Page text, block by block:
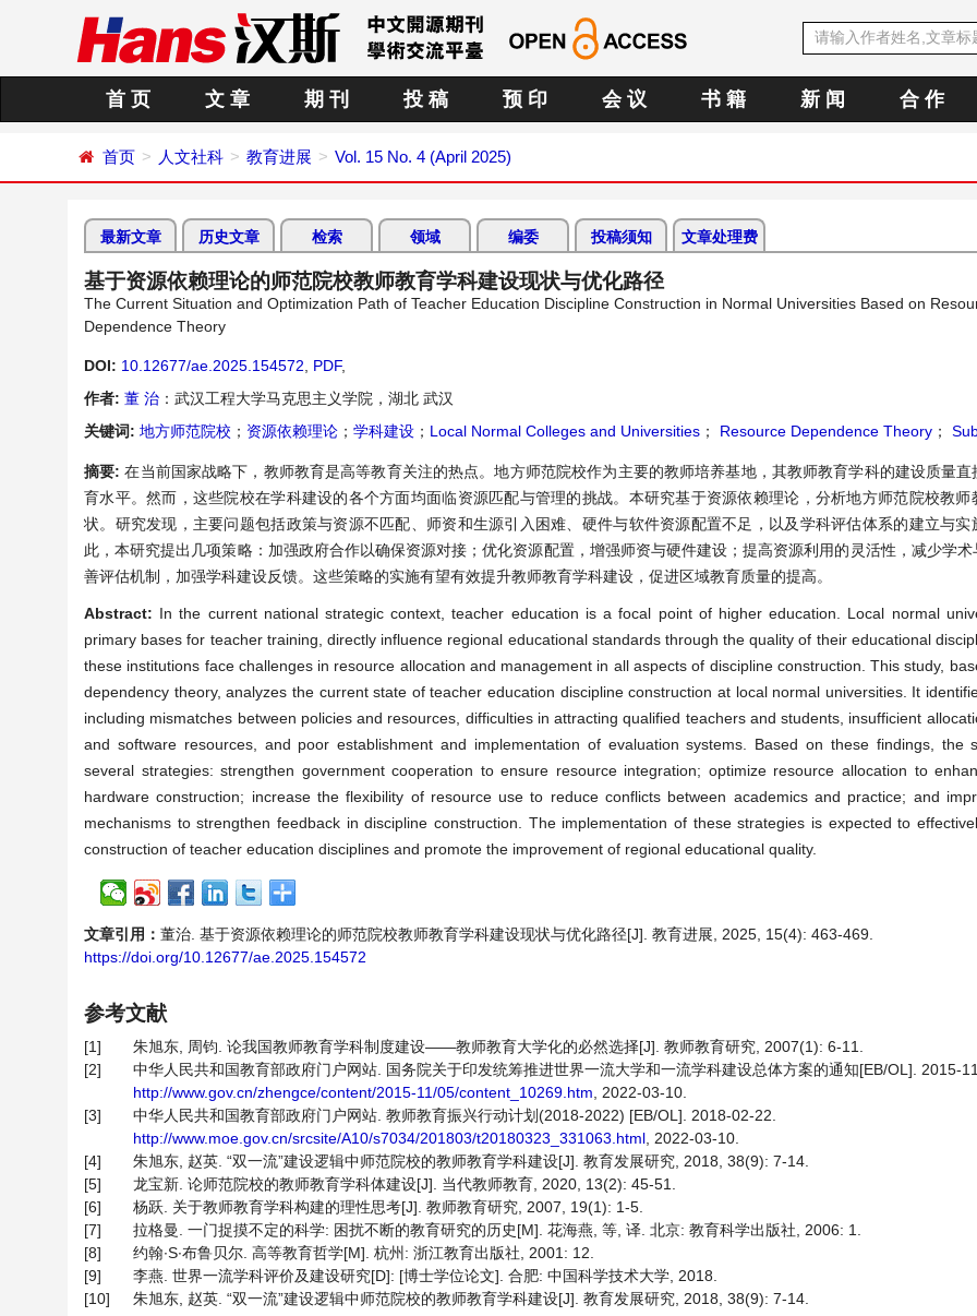
首 页 文 章 期 刊 投 稿 预 印 会 议 书 籍 新 闻 合 作
首页 人文社科 教育进展 Vol. 15 No. 4 (April 2025)
最新文章 历史文章 检索 领域 编委 投稿须知 文章处理费
基于资源依赖理论的师范院校教师教育学科建设现状与优化路径
The Current Situation and Optimization Path of Teacher Education Discipline Construction in Normal Universities Based on
Dependence Theory
DOI: 10.12677/ae.2025.154572 PDF,
作者: 董 治 ：武汉工程大学马克思主义学院，湖北 武汉
关键词: 地方师范院校 ； 资源依赖理论 ； 学科建设 ； Local Normal Colleges and Universities ； Resource Dependence Theory ；
摘要:在当前国家战略下，教师教育是高等教育关注的热点。地方师范院校作为主要的教师培养基地，其教师教育学科的建设质量
育水平。然而，这些院校在学科建设的各个方面均面临资源匹配与管理的挑战。本研究基于资源依赖理论，分析地方师范院校教师
状。研究发现，主要问题包括政策与资源不匹配、师资和生源引入困难、硬件与软件资源配置不足，以及学科评估体系的建立与实
此，本研究提出几项策略：加强政府合作以确保资源对接；优化资源配置，增强师资与硬件建设；提高资源利用的灵活性，减少学
善评估机制，加强学科建设反馈。这些策略的实施有望有效提升教师教育学科建设，促进区域教育质量的提高。
Abstract: In the current national strategic context, teacher education is a focal point of higher education. Local normal
primary bases for teacher training, directly influence regional educational standards through the quality of their educational
these institutions face challenges in resource allocation and management in all aspects of discipline construction. This study,
dependency theory, analyzes the current state of teacher education discipline construction at local normal universities. It
including mismatches between policies and resources, difficulties in attracting qualified teachers and students, insufficient
and software resources, and poor establishment and implementation of evaluation systems. Based on these findings, the
several strategies: strengthen government cooperation to ensure resource integration; optimize resource allocation to
hardware construction; increase the flexibility of resource use to reduce conflicts between academics and practice; and
mechanisms to strengthen feedback in discipline construction. The implementation of these strategies is expected to
construction of teacher education disciplines and promote the improvement of regional educational quality.
文章引用： 董治. 基于资源依赖理论的师范院校教师教育学科建设现状与优化路径[J]. 教育进展, 2025, 15(4): 463-469.
https://doi.org/10.12677/ae.2025.154572
参考文献
[1]
朱旭东, 周钧. 论我国教师教育学科制度建设——教师教育大学化的必然选择[J]. 教师教育研究, 2007(1): 6-11.
[2]
中华人民共和国教育部政府门户网站. 国务院关于印发统筹推进世界一流大学和一流学科建设总体方案的通知[EB/OL]. 2015-
http://www.gov.cn/zhengce/content/2015-11/05/content_10269.htm , 2022-03-10.
[3]
中华人民共和国教育部政府门户网站. 教师教育振兴行动计划(2018-2022) [EB/OL]. 2018-02-22.
http://www.moe.gov.cn/srcsite/A10/s7034/201803/t20180323_331063.html , 2022-03-10.
[4]
朱旭东, 赵英. “双一流”建设逻辑中师范院校的教师教育学科建设[J]. 教育发展研究, 2018, 38(9): 7-14.
[5]
龙宝新. 论师范院校的教师教育学科体建设[J]. 当代教师教育, 2020, 13(2): 45-51.
[6]
杨跃. 关于教师教育学科构建的理性思考[J]. 教师教育研究, 2007, 19(1): 1-5.
[7]
拉格曼. 一门捉摸不定的科学: 困扰不断的教育研究的历史[M]. 花海燕, 等, 译. 北京: 教育科学出版社, 2006: 1.
[8]
约翰∙S∙布鲁贝尔. 高等教育哲学[M]. 杭州: 浙江教育出版社, 2001: 12.
[9]
李燕. 世界一流学科评价及建设研究[D]: [博士学位论文]. 合肥: 中国科学技术大学, 2018.
[10]
朱旭东, 赵英. “双一流”建设逻辑中师范院校的教师教育学科建设[J]. 教育发展研究, 2018, 38(9): 7-14.